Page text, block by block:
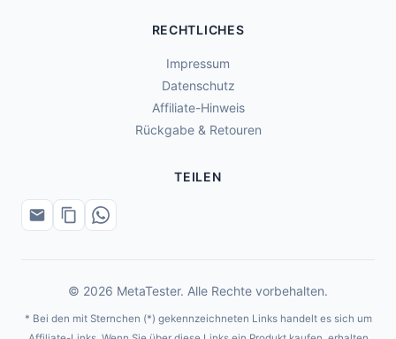
RECHTLICHES
Impressum
Datenschutz
Affiliate-Hinweis
Rückgabe & Retouren
TEILEN
© 2026 MetaTester. Alle Rechte vorbehalten.
* Bei den mit Sternchen (*) gekennzeichneten Links handelt es sich um